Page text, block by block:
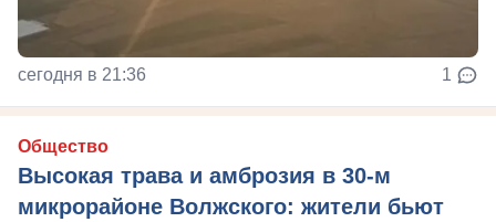
сегодня в 21:36 1
Общество
Высокая трава и амброзия в 30‑м
микрорайоне Волжского: жители бьют